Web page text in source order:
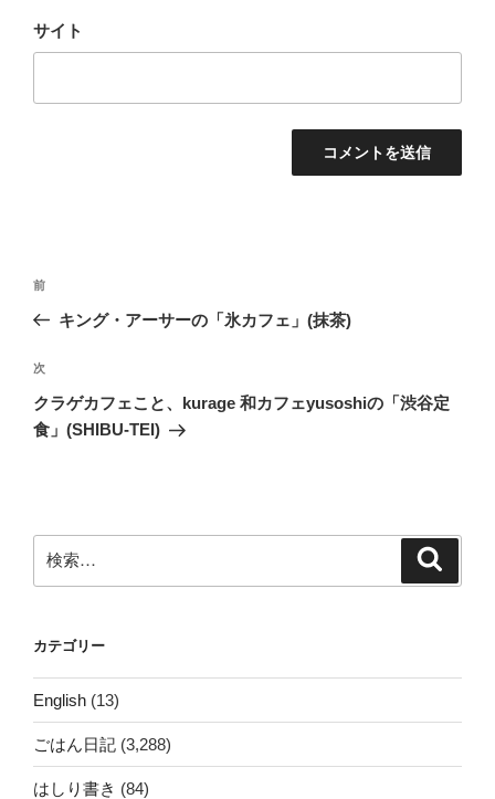
サイト
投
ビ
ゲ
ー
前
の
稿
前
キング・アーサーの「氷カフェ」(抹茶)
次
の
投
次
クラゲカフェこと、kurage 和カフェyusoshiの「渋谷定
食」(SHIBU-TEI)
索:
カテゴリー
English (13)
ごはん日記 (3,288)
はしり書き (84)